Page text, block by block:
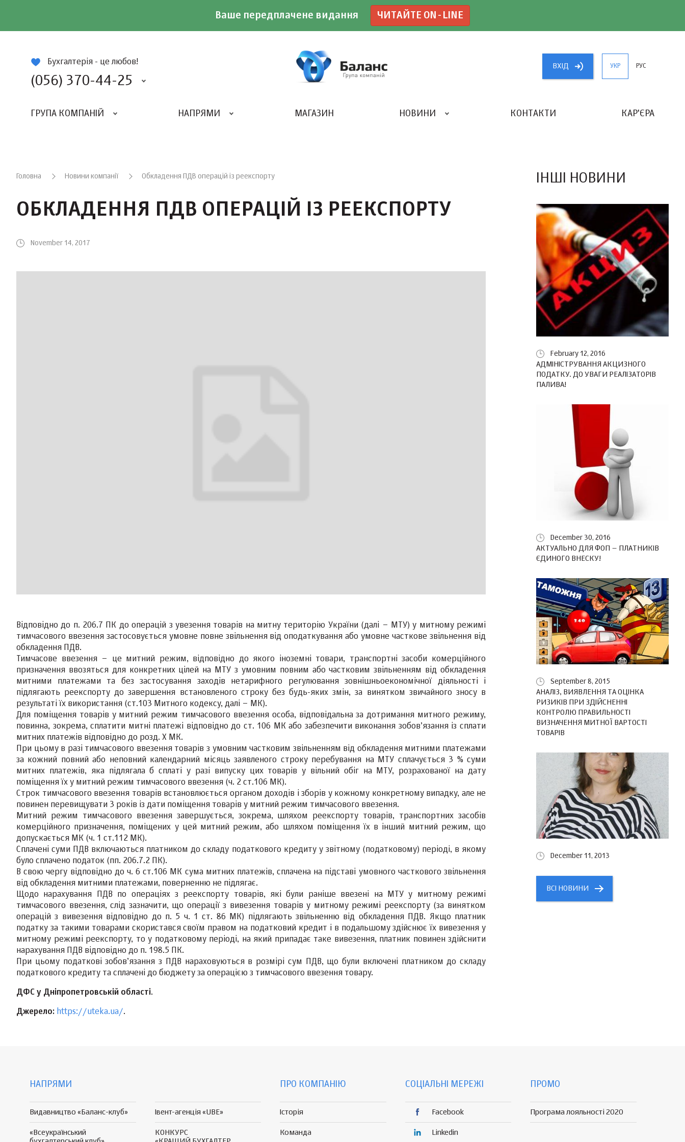
Ваше передплачене видання ЧИТАЙТЕ ON-LINE
Бухгалтерія - це любов!
(056) 370-44-25
ВХIД УКР РУС
ГРУПА КОМПАНІЙ НАПРЯМИ МАГАЗИН НОВИНИ КОНТАКТИ КАР'ЄРА
Головна Новини компанії Обкладення ПДВ операцій із реекспорту
ОБКЛАДЕННЯ ПДВ ОПЕРАЦІЙ ІЗ РЕЕКСПОРТУ
November 14, 2017
Відповідно до п. 206.7 ПК до операцій з увезення товарів на митну територію України (далі – МТУ) у митному режимі
тимчасового ввезення застосовується умовне повне звільнення від оподаткування або умовне часткове звільнення від
обкладення ПДВ.
Тимчасове ввезення – це митний режим, відповідно до якого іноземні товари, транспортні засоби комерційного
призначення ввозяться для конкретних цілей на МТУ з умовним повним або частковим звільненням від обкладення
митними платежами та без застосування заходів нетарифного регулювання зовнішньоекономічної діяльності і
підлягають реекспорту до завершення встановленого строку без будь-яких змін, за винятком звичайного зносу в
результаті їх використання (ст.103 Митного кодексу, далі – МК).
Для поміщення товарів у митний режим тимчасового ввезення особа, відповідальна за дотримання митного режиму,
повинна, зокрема, сплатити митні платежі відповідно до ст. 106 МК або забезпечити виконання зобов’язання із сплати
митних платежів відповідно до розд. X МК.
При цьому в разі тимчасового ввезення товарів з умовним частковим звільненням від обкладення митними платежами
за кожний повний або неповний календарний місяць заявленого строку перебування на МТУ сплачується 3 % суми
митних платежів, яка підлягала б сплаті у разі випуску цих товарів у вільний обіг на МТУ, розрахованої на дату
поміщення їх у митний режим тимчасового ввезення (ч. 2 ст.106 МК).
Строк тимчасового ввезення товарів встановлюється органом доходів і зборів у кожному конкретному випадку, але не
повинен перевищувати 3 років із дати поміщення товарів у митний режим тимчасового ввезення.
Митний режим тимчасового ввезення завершується, зокрема, шляхом реекспорту товарів, транспортних засобів
комерційного призначення, поміщених у цей митний режим, або шляхом поміщення їх в інший митний режим, що
допускається МК (ч. 1 ст.112 МК).
Сплачені суми ПДВ включаються платником до складу податкового кредиту у звітному (податковому) періоді, в якому
було сплачено податок (пп. 206.7.2 ПК).
В свою чергу відповідно до ч. 6 ст.106 МК сума митних платежів, сплачена на підставі умовного часткового звільнення
від обкладення митними платежами, поверненню не підлягає.
Щодо нарахування ПДВ по операціях з реекспорту товарів, які були раніше ввезені на МТУ у митному режимі
тимчасового ввезення, слід зазначити, що операції з вивезення товарів у митному режимі реекспорту (за винятком
операцій з вивезення відповідно до п. 5 ч. 1 ст. 86 МК) підлягають звільненню від обкладення ПДВ. Якщо платник
податку за такими товарами скористався своїм правом на податковий кредит і в подальшому здійснює їх вивезення у
митному режимі реекспорту, то у податковому періоді, на який припадає таке вивезення, платник повинен здійснити
нарахування ПДВ відповідно до п. 198.5 ПК.
При цьому податкові зобов’язання з ПДВ нараховуються в розмірі сум ПДВ, що були включені платником до складу
податкового кредиту та сплачені до бюджету за операцією з тимчасового ввезення товару.
ДФС у Дніпропетровській області.
Джерело: https://uteka.ua/.
ІНШІ НОВИНИ
February 12, 2016
АДМІНІСТРУВАННЯ АКЦИЗНОГО
ПОДАТКУ. ДО УВАГИ РЕАЛІЗАТОРІВ
ПАЛИВА!
December 30, 2016
АКТУАЛЬНО ДЛЯ ФОП – ПЛАТНИКІВ
ЄДИНОГО ВНЕСКУ!
September 8, 2015
АНАЛІЗ, ВИЯВЛЕННЯ ТА ОЦІНКА
РИЗИКІВ ПРИ ЗДІЙСНЕННІ
КОНТРОЛЮ ПРАВИЛЬНОСТІ
ВИЗНАЧЕННЯ МИТНОЇ ВАРТОСТІ
ТОВАРІВ
December 11, 2013
ВСІ НОВИНИ
НАПРЯМИ
Видавництво «Баланс-клуб»
«Всеукраїнський
Івент-агенція «UBE»
КОНКУРС
ПРО КОМПАНІЮ
Історія
Команда
СОЦІАЛЬНІ МЕРЕЖІ
Facebook
Linkedin
ПРОМО
Програма лояльності 2020